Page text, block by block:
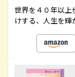
世界を４０年以上
けする、人生を